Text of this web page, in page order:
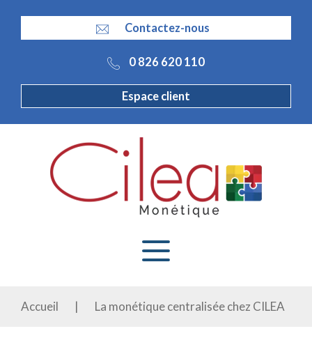
Contactez-nous
0 826 620 110
Espace client
Accueil | La monétique centralisée chez CILEA